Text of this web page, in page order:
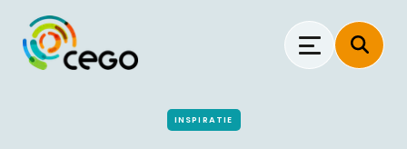
INSPIRATIE